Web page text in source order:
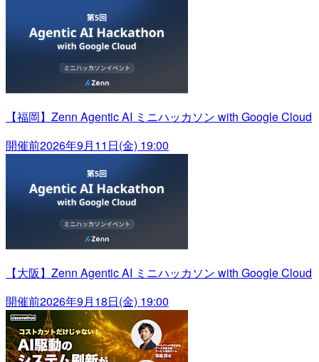
【福岡】Zenn Agentic AI ミニハッカソン with Google Cloud
開催前2026年9月11日(金) 19:00
【大阪】Zenn Agentic AI ミニハッカソン with Google Cloud
開催前2026年9月18日(金) 19:00